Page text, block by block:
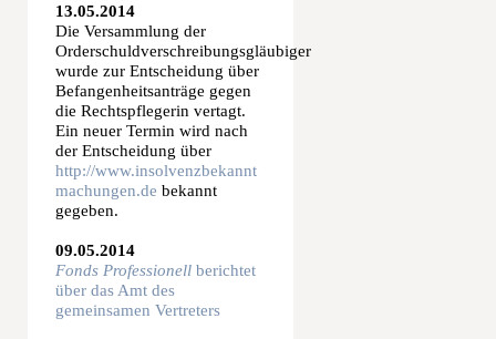
13.05.2014
Die Versammlung der
Orderschuldverschreibungsgläubiger
wurde zur Entscheidung über
Befangenheitsanträge gegen
die Rechtspflegerin vertagt.
Ein neuer Termin wird nach
der Entscheidung über
http://www.insolvenzbekannt
machungen.de bekannt
gegeben.
09.05.2014
Fonds Professionell berichtet
über das Amt des
gemeinsamen Vertreters